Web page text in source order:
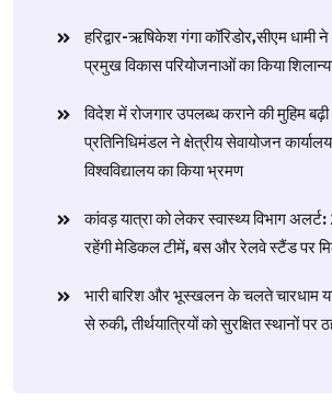
हरिद्वार-ऋषिकेश गंगा कॉरिडोर,सीएम
प्रमुख विकास परियोजनाओं का किया
विदेश में रोजगार उपलब्ध कराने की मुहिम
प्रतिनिधिमंडल ने क्षेत्रीय सेवायोजन
विश्वविद्यालय का किया भ्रमण
​कांवड़ यात्रा को लेकर स्वास्थ्य विभाग
रहेंगी मेडिकल टीमें, बस और रेलवे स्टैंड पर
​भारी बारिश और भूस्खलन के चलते चारधाम
से रुकी, तीर्थयात्रियों को सुरक्षित स्थानों पर